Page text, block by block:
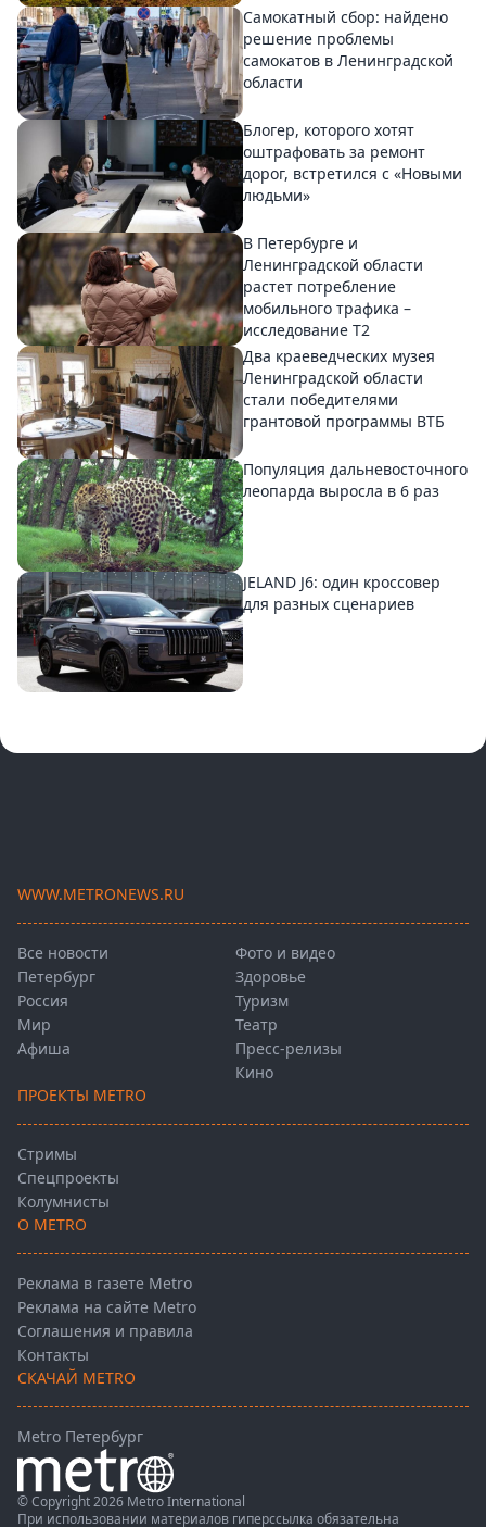
Самокатный сбор: найдено
решение проблемы
самокатов в Ленинградской
области
Блогер, которого хотят
оштрафовать за ремонт
дорог, встретился с «Новыми
людьми»
В Петербурге и
Ленинградской области
растет потребление
мобильного трафика –
исследование T2
Два краеведческих музея
Ленинградской области
стали победителями
грантовой программы ВТБ
Популяция дальневосточного
леопарда выросла в 6 раз
JELAND J6: один кроссовер
для разных сценариев
WWW.METRONEWS.RU
Все новости
Петербург
Россия
Мир
Афиша
Фото и видео
Здоровье
Туризм
Театр
Пресс-релизы
Кино
ПРОЕКТЫ METRO
Стримы
Спецпроекты
Колумнисты
О METRO
Реклама в газете Metro
Реклама на сайте Metro
Соглашения и правила
Контакты
СКАЧАЙ METRO
Metro Петербург
© Copyright 2026 Metro International
При использовании материалов гиперссылка обязательна